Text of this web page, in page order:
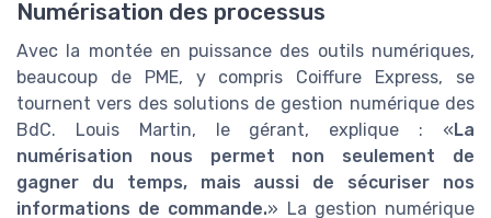
Numérisation des processus
Avec la montée en puissance des outils numériques,
beaucoup de PME, y compris Coiffure Express, se
tournent vers des solutions de gestion numérique des
BdC. Louis Martin, le gérant, explique : «La
numérisation nous permet non seulement de
gagner du temps, mais aussi de sécuriser nos
informations de commande.» La gestion numérique